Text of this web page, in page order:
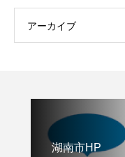
アーカイブ
湖南市HP